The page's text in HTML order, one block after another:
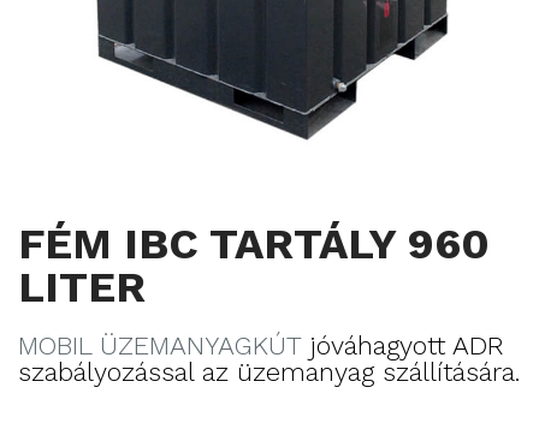
FÉM IBC TARTÁLY 960
LITER
MOBIL ÜZEMANYAGKÚTjóváhagyott ADR
szabályozással az üzemanyag szállítására.